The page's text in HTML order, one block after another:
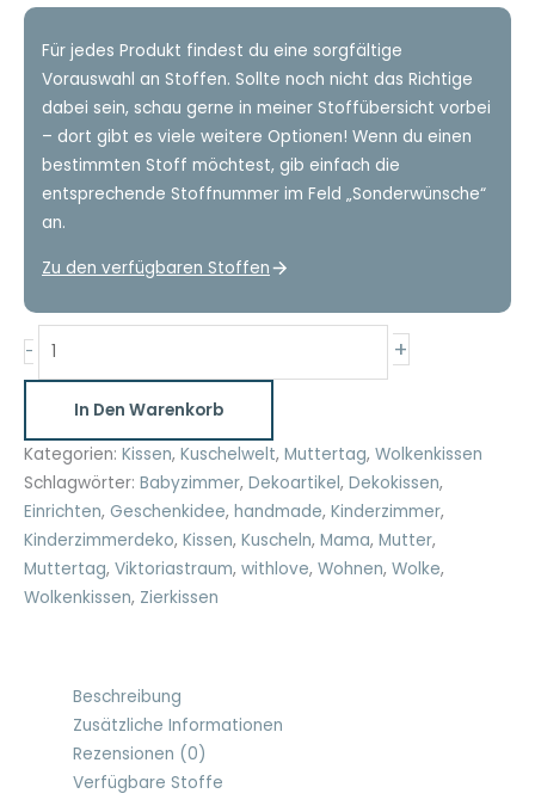
Für jedes Produkt findest du eine sorgfältige
Vorauswahl an Stoffen. Sollte noch nicht das Richtige
dabei sein, schau gerne in meiner Stoffübersicht vorbei
– dort gibt es viele weitere Optionen! Wenn du einen
bestimmten Stoff möchtest, gib einfach die
entsprechende Stoffnummer im Feld „Sonderwünsche“
an.
Zu den verfügbaren Stoffen
-
Menge
+
In Den Warenkorb
Kategorien: Kissen, Kuschelwelt, Muttertag, Wolkenkissen
Schlagwörter: Babyzimmer, Dekoartikel, Dekokissen,
Einrichten, Geschenkidee, handmade, Kinderzimmer,
Kinderzimmerdeko, Kissen, Kuscheln, Mama, Mutter,
Muttertag, Viktoriastraum, withlove, Wohnen, Wolke,
Wolkenkissen, Zierkissen
Beschreibung
Zusätzliche Informationen
Rezensionen (0)
Verfügbare Stoffe